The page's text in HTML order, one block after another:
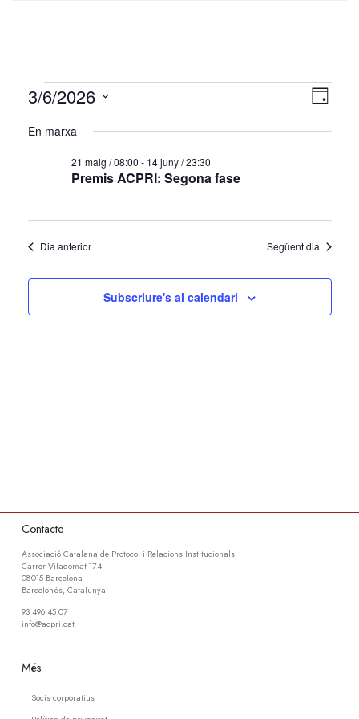
Esdeveniments
del
03/06/2026
Vistes
Dia
3/6/2026
una
En marxa
Premis ACPRI: Segona fase
21 maig / 08:00 - 14 juny / 23:30
Dia anterior Següent dia
Subscriure's al calendari
Contacte
Associació Catalana de Protocol i Relacions Institucionals
Carrer Viladomat 174
08015 Barcelona
Barcelonès, Catalunya
93 496 45 07
info@acpri.cat
Més
Socis corporatius